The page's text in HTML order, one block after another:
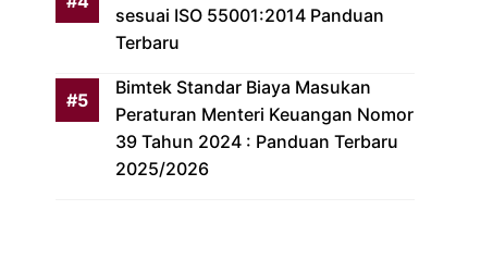
sesuai ISO 55001:2014 Panduan
Terbaru
Bimtek Standar Biaya Masukan
Peraturan Menteri Keuangan Nomor
39 Tahun 2024 : Panduan Terbaru
2025/2026